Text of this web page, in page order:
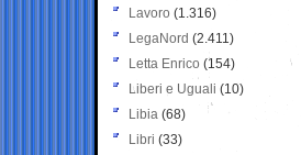
Lavoro (1.316)
LegaNord (2.411)
Letta Enrico (154)
Liberi e Uguali (10)
Libia (68)
Libri (33)